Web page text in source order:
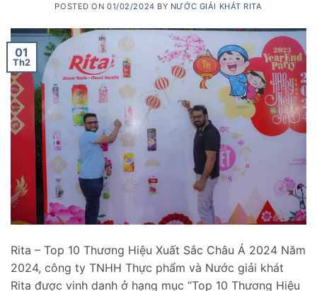
POSTED ON01/02/2024 BY NƯỚC GIẢI KHÁT RITA
01
Th2
Rita – Top 10 Thương Hiệu Xuất Sắc Châu Á 2024 Năm
2024, công ty TNHH Thực phẩm và Nước giải khát
Rita được vinh danh ở hạng mục “Top 10 Thương Hiệu